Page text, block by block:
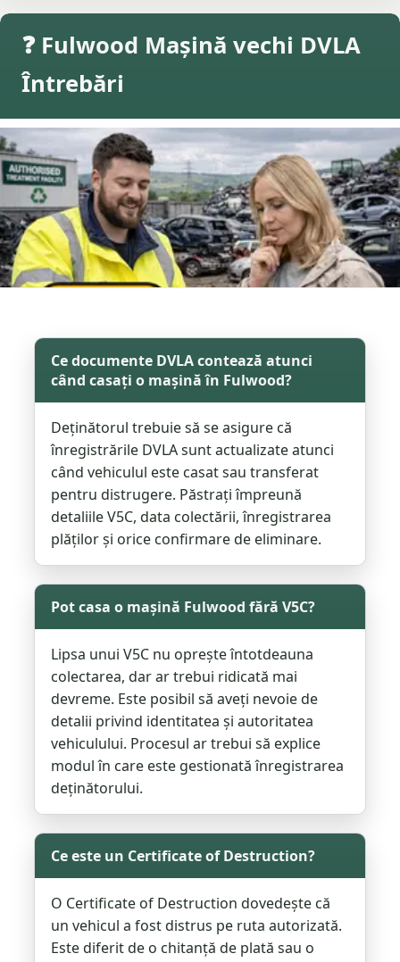
❓ Fulwood Mașină vechi DVLA
Întrebări
Ce documente DVLA contează atunci
când casați o mașină în Fulwood?
Deținătorul trebuie să se asigure că
înregistrările DVLA sunt actualizate atunci
când vehiculul este casat sau transferat
pentru distrugere. Păstrați împreună
detaliile V5C, data colectării, înregistrarea
plăților și orice confirmare de eliminare.
Pot casa o mașină Fulwood fără V5C?
Lipsa unui V5C nu oprește întotdeauna
colectarea, dar ar trebui ridicată mai
devreme. Este posibil să aveți nevoie de
detalii privind identitatea și autoritatea
vehiculului. Procesul ar trebui să explice
modul în care este gestionată înregistrarea
deținătorului.
Ce este un Certificate of Destruction?
O Certificate of Destruction dovedește că
un vehicul a fost distrus pe ruta autorizată.
Este diferit de o chitanță de plată sau o